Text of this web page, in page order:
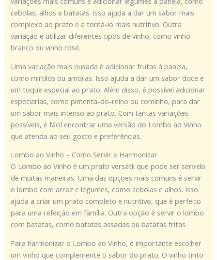
cebolas, alhos e batatas. Isso ajuda a dar um sabor mais
complexo ao prato e a torná-lo mais nutritivo. Outra
variação é utilizar diferentes tipos de vinho, como vinho
branco ou vinho rosé.
Uma variação mais ousada é adicionar frutas à panela,
como mirtilos ou amoras. Isso ajuda a dar um sabor doce e
um toque especial ao prato. Além disso, é possível adicionar
especiarias, como pimenta-do-reino ou cominho, para dar
um sabor mais intenso ao prato. Com tantas variações
possíveis, é fácil encontrar uma versão do Lombo ao Vinho
que atenda ao seu gosto e preferências.
Lombo ao Vinho – Como Servir e Harmonizar
O Lombo ao Vinho é um prato versátil que pode ser servido
de muitas maneiras. Uma das opções mais comuns é servir
o lombo com arroz e legumes, como cebolas e alhos. Isso
ajuda a criar um prato completo e nutritivo, que é perfeito
para uma refeição em família. Outra opção é servir o lombo
com batatas, como batatas assadas ou batatas fritas.
Para harmonizar o Lombo ao Vinho, é importante escolher
um vinho que complemente o sabor do prato. O vinho tinto